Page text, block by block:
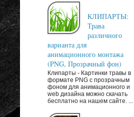
КЛИПАРТЫ:
Трава
различного
варианта для
анимационного монтажа
(PNG, Прозрачный фон)
Клипарты - Картинки травы в
формате PNG с прозрачным
фоном для анимационного и
web дизайна можно скачать
бесплатно на нашем сайте. ...